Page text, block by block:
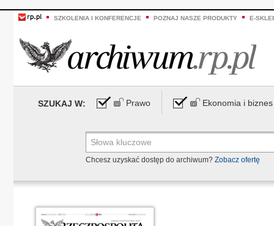
SZKOLENIA I KONFERENCJE POZNAJ NASZE PRODUKTY E-
SZUKAJ W: Prawo Ekonomia i biznes
Chcesz uzyskać dostęp do archiwum? Zobacz ofertę